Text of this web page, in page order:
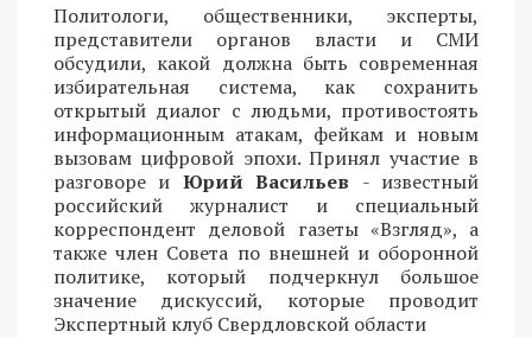
Политологи, общественники, эксперты,
представители органов власти и СМИ
обсудили, какой должна быть современная
избирательная система, как сохранить
открытый диалог с людьми, противостоять
информационным атакам, фейкам и новым
вызовам цифровой эпохи. Принял участие в
разговоре и Юрий Васильев - известный
российский журналист и специальный
корреспондент деловой газеты «Взгляд», а
также член Совета по внешней и оборонной
политике, который подчеркнул большое
значение дискуссий, которые проводит
Экспертный клуб Свердловской области